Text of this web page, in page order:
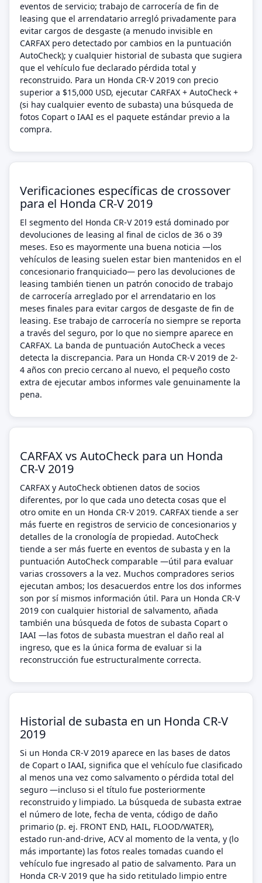
eventos de servicio; trabajo de carrocería de fin de
leasing que el arrendatario arregló privadamente para
evitar cargos de desgaste (a menudo invisible en
CARFAX pero detectado por cambios en la puntuación
AutoCheck); y cualquier historial de subasta que sugiera
que el vehículo fue declarado pérdida total y
reconstruido. Para un Honda CR-V 2019 con precio
superior a $15,000 USD, ejecutar CARFAX + AutoCheck +
(si hay cualquier evento de subasta) una búsqueda de
fotos Copart o IAAI es el paquete estándar previo a la
compra.
Verificaciones específicas de crossover
para el Honda CR-V 2019
El segmento del Honda CR-V 2019 está dominado por
devoluciones de leasing al final de ciclos de 36 o 39
meses. Eso es mayormente una buena noticia —los
vehículos de leasing suelen estar bien mantenidos en el
concesionario franquiciado— pero las devoluciones de
leasing también tienen un patrón conocido de trabajo
de carrocería arreglado por el arrendatario en los
meses finales para evitar cargos de desgaste de fin de
leasing. Ese trabajo de carrocería no siempre se reporta
a través del seguro, por lo que no siempre aparece en
CARFAX. La banda de puntuación AutoCheck a veces
detecta la discrepancia. Para un Honda CR-V 2019 de 2-
4 años con precio cercano al nuevo, el pequeño costo
extra de ejecutar ambos informes vale genuinamente la
pena.
CARFAX vs AutoCheck para un Honda
CR-V 2019
CARFAX y AutoCheck obtienen datos de socios
diferentes, por lo que cada uno detecta cosas que el
otro omite en un Honda CR-V 2019. CARFAX tiende a ser
más fuerte en registros de servicio de concesionarios y
detalles de la cronología de propiedad. AutoCheck
tiende a ser más fuerte en eventos de subasta y en la
puntuación AutoCheck comparable —útil para evaluar
varias crossovers a la vez. Muchos compradores serios
ejecutan ambos; los desacuerdos entre los dos informes
son por sí mismos información útil. Para un Honda CR-V
2019 con cualquier historial de salvamento, añada
también una búsqueda de fotos de subasta Copart o
IAAI —las fotos de subasta muestran el daño real al
ingreso, que es la única forma de evaluar si la
reconstrucción fue estructuralmente correcta.
Historial de subasta en un Honda CR-V
2019
Si un Honda CR-V 2019 aparece en las bases de datos
de Copart o IAAI, significa que el vehículo fue clasificado
al menos una vez como salvamento o pérdida total del
seguro —incluso si el título fue posteriormente
reconstruido y limpiado. La búsqueda de subasta extrae
el número de lote, fecha de venta, código de daño
primario (p. ej. FRONT END, HAIL, FLOOD/WATER),
estado run-and-drive, ACV al momento de la venta, y (lo
más importante) las fotos reales tomadas cuando el
vehículo fue ingresado al patio de salvamento. Para un
Honda CR-V 2019 que ha sido retitulado limpio entre